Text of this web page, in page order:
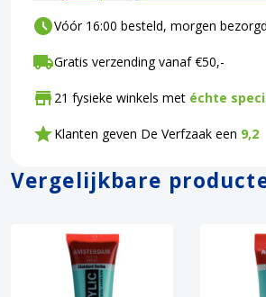
Vóór 16:00 besteld, morgen
Gratis verzending vanaf €50,-
21 fysieke winkels met échte
Klanten geven De Verfzaak een 9,2
Vergelijkbare